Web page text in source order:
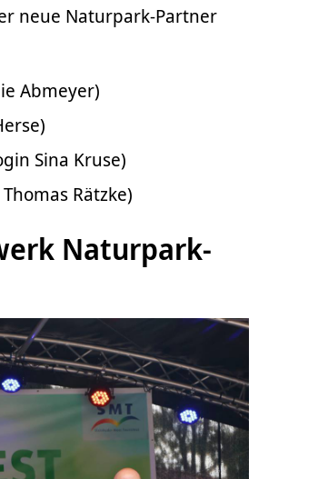
neue Naturpark-Partner
Abmeyer)
Sina Kruse)
Rätzke)
Naturpark-